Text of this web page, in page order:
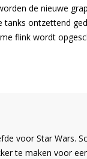
de nieuwe
ontzettend
flink wordt
voor Star Wars.
te maken voor